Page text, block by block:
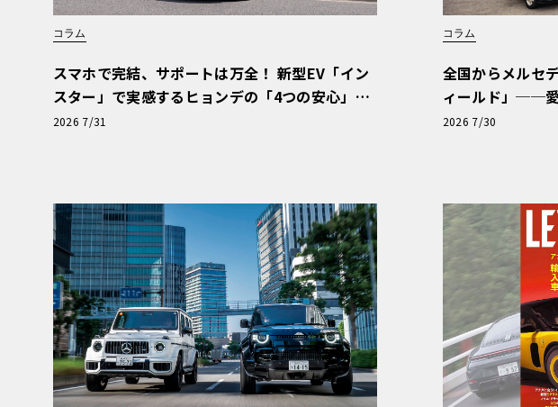
コラム
スマホで完結、サポートは万全！ 新型EV「イン
スター」で実感するヒョンデの「4つの安心」
【第1回・ヒョンデ6つの疑問：Why? Hyunda
2026 7/31
コラム
全国からメルセ
ィールド」──
と、プロがフッ
2026 7/30